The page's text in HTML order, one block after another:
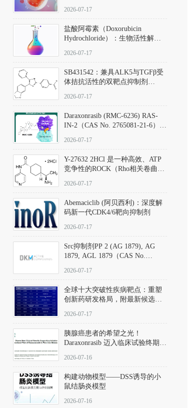
DKM货号 D806885
2026-07-17
盐酸阿霉素（Doxorubicin
Hydrochloride）：生物活性解
范
2026-07-17
SB431542：兼具ALK5与TGFβ受
体拮抗活性的双靶点抑制剂
D801067）
2026-07-17
Daraxonrasib (RMC-6236) RAS-
IN-2（CAS No. 2765081-21-6）：
向KRAS/NRAS/HRAS的广谱RAS
2026-07-17
Y-27632 2HCl 是一种高效、ATP
竞争性的ROCK（Rho相关卷曲螺
同等抑制ROCK1与ROCK2；其通
过精准嵌入激酶的ATP结合位点
发挥抑制作用，对ROCK1和
ROCK2的解离常数（Ki）分别为
140 nM和300 nM；在众多丝氨酸/
中，其靶向ROCK的选择性超过
200倍，凸显出优异的分子特异
2026-07-17
Abemaciclib (阿贝西利)：深度解
码新一代CDK4/6靶向抑制剂
2026-07-17
Src抑制剂PP 2 (AG 1879), AG
1879, AGL 1879（CAS No.
应用指南
2026-07-17
全球十大突破性疾病靶点：重塑
创新药研发格局，附最新候选分
2026-07-17
胰腺癌患者的希望之光！
Daraxonrasib 迈入临床试验终期阶
2026-07-16
构建动物模型——DSS诱导的小
鼠结肠炎模型
2026-07-16